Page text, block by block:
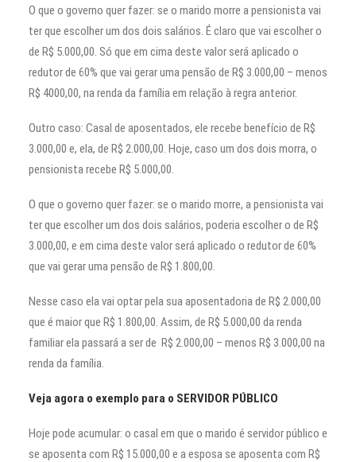
O que o governo quer fazer: se o marido morre a pensionista vai
ter que escolher um dos dois salários. É claro que vai escolher o
de R$ 5.000,00. Só que em cima deste valor será aplicado o
redutor de 60% que vai gerar uma pensão de R$ 3.000,00 – menos
R$ 4000,00, na renda da família em relação à regra anterior.
Outro caso: Casal de aposentados, ele recebe benefício de R$
3.000,00 e, ela, de R$ 2.000,00. Hoje, caso um dos dois morra, o
pensionista recebe R$ 5.000,00.
O que o governo quer fazer: se o marido morre, a pensionista vai
ter que escolher um dos dois salários, poderia escolher o de R$
3.000,00, e em cima deste valor será aplicado o redutor de 60%
que vai gerar uma pensão de R$ 1.800,00.
Nesse caso ela vai optar pela sua aposentadoria de R$ 2.000,00
que é maior que R$ 1.800,00. Assim, de R$ 5.000,00 da renda
familiar ela passará a ser de R$ 2.000,00 – menos R$ 3.000,00 na
renda da família.
Veja agora o exemplo para o SERVIDOR PÚBLICO
Hoje pode acumular: o casal em que o marido é servidor público e
se aposenta com R$ 15.000,00 e a esposa se aposenta com R$